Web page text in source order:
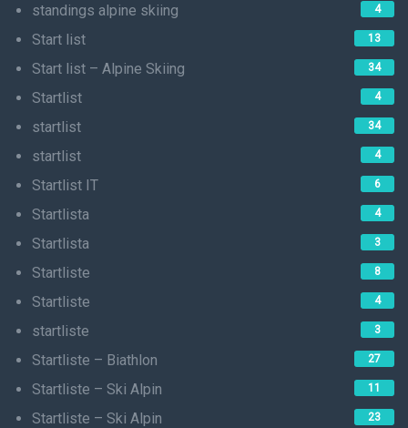
standings alpine skiing 4
Start list 13
Start list – Alpine Skiing 34
Startlist 4
startlist 34
startlist 4
Startlist IT 6
Startlista 4
Startlista 3
Startliste 8
Startliste 4
startliste 3
Startliste – Biathlon 27
Startliste – Ski Alpin 11
Startliste – Ski Alpin 23